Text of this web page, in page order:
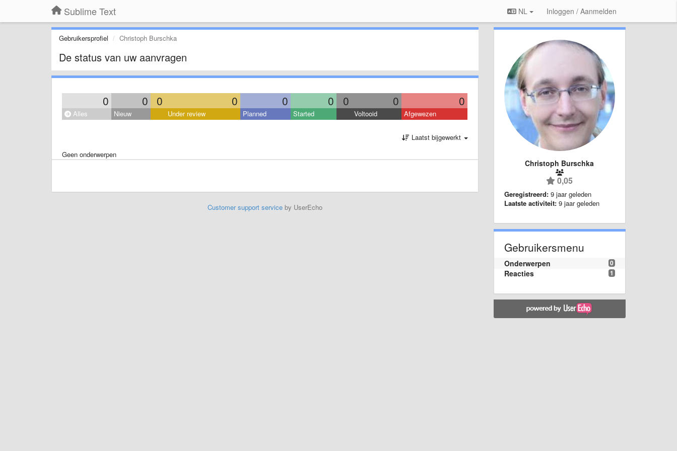
Sublime Text NL Inloggen / Aanmelden
Gebruikersprofiel Christoph Burschka
De status van uw aanvragen
0 0 0 0 0 0 0 0 0
Alles Nieuw Under review Planned Started Voltooid Afgewezen
Laatst bijgewerkt
Geen onderwerpen
Customer support serviceby UserEcho
Christoph Burschka
0,05
Geregistreerd: 9 jaar geleden
Laatste activiteit: 9 jaar geleden
Gebruikersmenu
0
Onderwerpen
1
Reacties